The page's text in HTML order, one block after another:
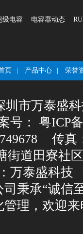
级电容 电容器动态
页 产品中心 荣誉
圳市万泰盛
号：
粤ICP
传真
道田寮社
万泰盛科技
秉承“诚信
理，欢迎